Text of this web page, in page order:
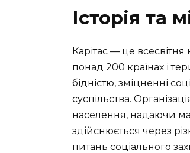
Історія та
Карітас — це
понад 200 країнах і
бідністю, зміцненні
суспільства.
населення, надаючи
здійснюється через
питань соціального